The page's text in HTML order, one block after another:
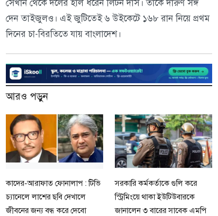
সেখান থেকে দলের হাল ধরেন লিটন দাস। তাকে দারুণ সঙ্গ
দেন তাইজুলও। এই জুটিতেই ৬ উইকেটে ১৬৮ রান নিয়ে প্রথম
দিনের চা-বিরতিতে যায় বাংলাদেশ।
আরও পড়ুন
কাদের-আরাফাত ফোনালাপ : টিভি
চ্যানেলে লাশের ছবি দেখালে
জীবনের জন্য বন্ধ করে দেবো
সরকারি কর্মকর্তাকে গুলি করে
স্ট্রিমিংয়ে থাকা ইউটিউবারকে
জানালেন ৩ বারের সাবেক এমপি